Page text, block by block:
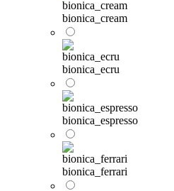
bionica_cream
bionica_ecru
bionica_espresso
bionica_ferrari